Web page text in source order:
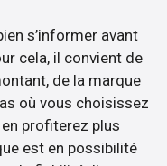
s’informer avant
cela, il convient de
de la marque
où vous choisissez
profiterez plus
est en possibilité